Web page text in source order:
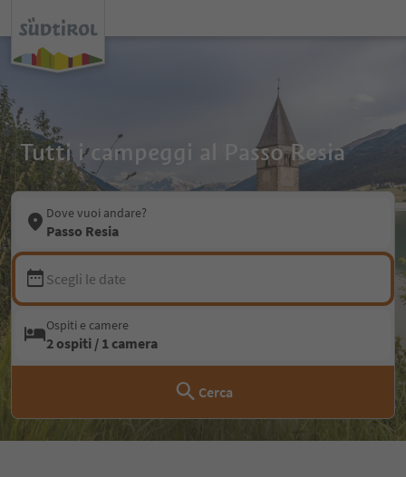
Tutti i campeggi al Passo Resia
Dove vuoi andare?
Passo Resia
Scegli le date
Ospiti e camere
2 ospiti / 1 camera
Cerca